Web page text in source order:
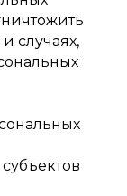
случаях,